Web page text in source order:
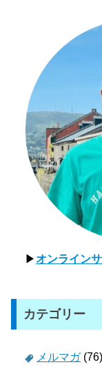
▶オンライン
カテゴリー
メルマガ(76)